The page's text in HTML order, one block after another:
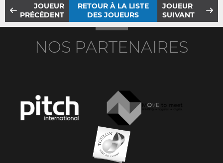
JOUEUR
PRÉCÉDENT
RETOUR À LA LISTE
DES JOUEURS
JOUEUR
SUIVANT
NOS PARTENAIRES